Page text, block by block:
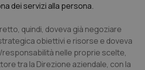
dei servizi alla persona.
quindi, doveva già negoziare
obiettivi e risorse e doveva
nelle proprie scelte,
tra la Direzione aziendale, con la